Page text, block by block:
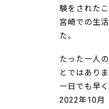
験をされた
宮崎での生
た。
たった一人
とではありま
一日でも早
2022年10月